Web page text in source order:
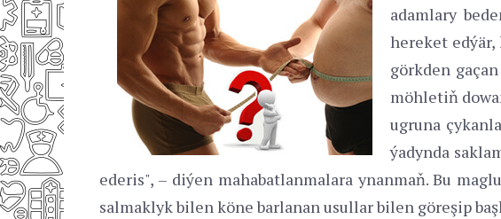
adamlary
hereket
görkden
möhletiň
ugruna
ýadynda
ederis", – diýen mahabatlanmalara ynanmaň. Bu
salmaklyk bilen köne barlanan usullar bilen göreşip